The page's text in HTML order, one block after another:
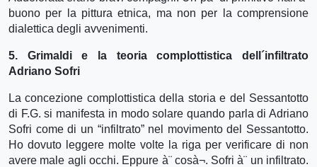
buono per la pittura etnica, ma non per la comprensione
dialettica degli avvenimenti.
5. Grimaldi e la teoria complottistica dell´infiltrato
Adriano Sofri
La concezione complottistica della storia e del Sessantotto
di F.G. si manifesta in modo solare quando parla di Adriano
Sofri come di un “infiltrato” nel movimento del Sessantotto.
Ho dovuto leggere molte volte la riga per verificare di non
avere male agli occhi. Eppure à¨ cosà¬. Sofri à¨ un infiltrato.